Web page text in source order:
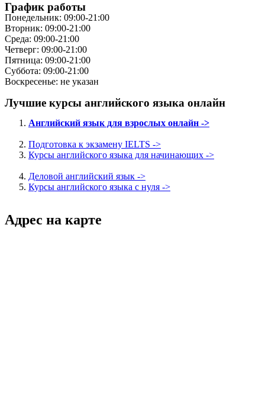
График работы
Понедельник: 09:00-21:00
Вторник: 09:00-21:00
Среда: 09:00-21:00
Четверг: 09:00-21:00
Пятница: 09:00-21:00
Суббота: 09:00-21:00
Воскресенье: не указан
Лучшие курсы английского языка онлайн
Английский язык для взрослых онлайн ->
Подготовка к экзамену IELTS ->
Курсы английского языка для начинающих ->
Деловой английский язык ->
Курсы английского языка с нуля ->
Адрес на карте